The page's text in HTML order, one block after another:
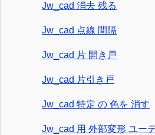
Jw_cad 消去 残る
Jw_cad 点線 間隔
Jw_cad 片 開き戸
Jw_cad 片引き戸
Jw_cad 特定 の 色を 消す
Jw_cad 用 外部変形 ユー